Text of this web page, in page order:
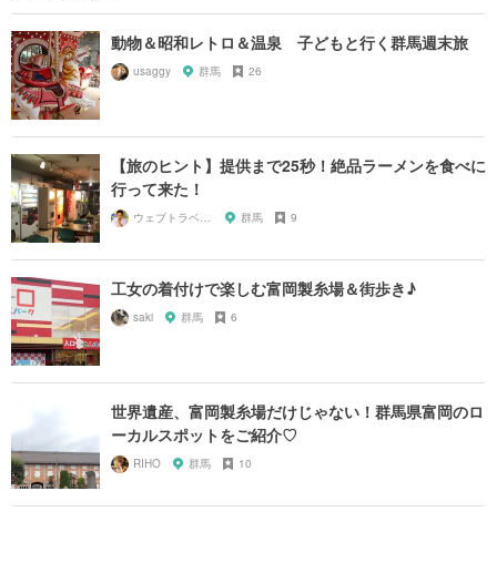
動物＆昭和レトロ＆温泉 子どもと行く群馬週末旅
usaggy 群馬 26
【旅のヒント】提供まで25秒！絶品ラーメンを食べに
行って来た！
群馬 9
工女の着付けで楽しむ富岡製糸場＆街歩き♪
saki 群馬 6
世界遺産、富岡製糸場だけじゃない！群馬県富岡のロ
ーカルスポットをご紹介♡
RIHO 群馬 10